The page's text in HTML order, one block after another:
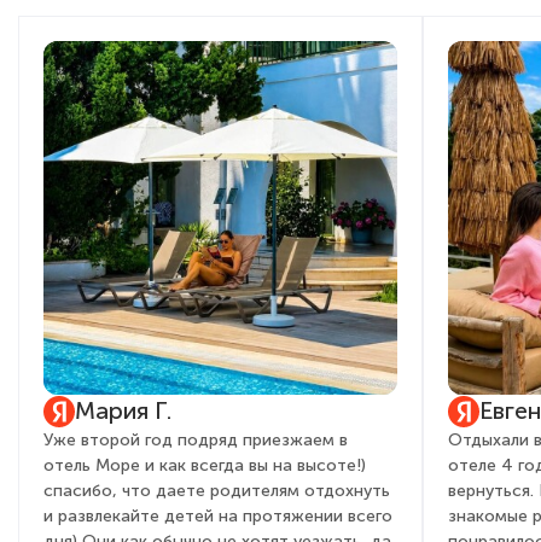
Мария Г.
Уже второй год подряд приезжаем в
отель Море и как всегда вы на высоте!)
спасибо, что даете родителям отдохнуть
и развлекайте детей на протяжении всего
Отдыхали
отеле 4
знакомые